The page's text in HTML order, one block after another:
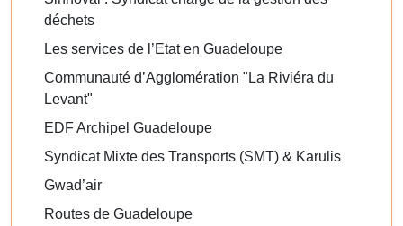
déchets
Les services de l’Etat en Guadeloupe
Communauté d’Agglomération "La Riviéra du
Levant"
EDF Archipel Guadeloupe
Syndicat Mixte des Transports (SMT) & Karulis
Gwad’air
Routes de Guadeloupe